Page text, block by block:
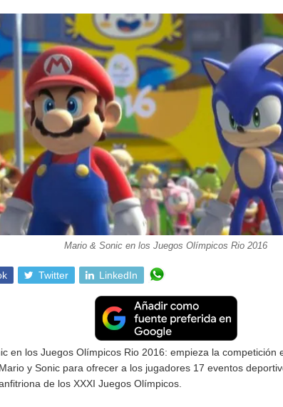
Mario & Sonic en los Juegos Olímpicos Rio 2016
Twitter LinkedIn
en los Juegos Olímpicos Rio 2016: empieza la competición
y Sonic para ofrecer a los jugadores 17 eventos
de los XXXI Juegos Olímpicos.